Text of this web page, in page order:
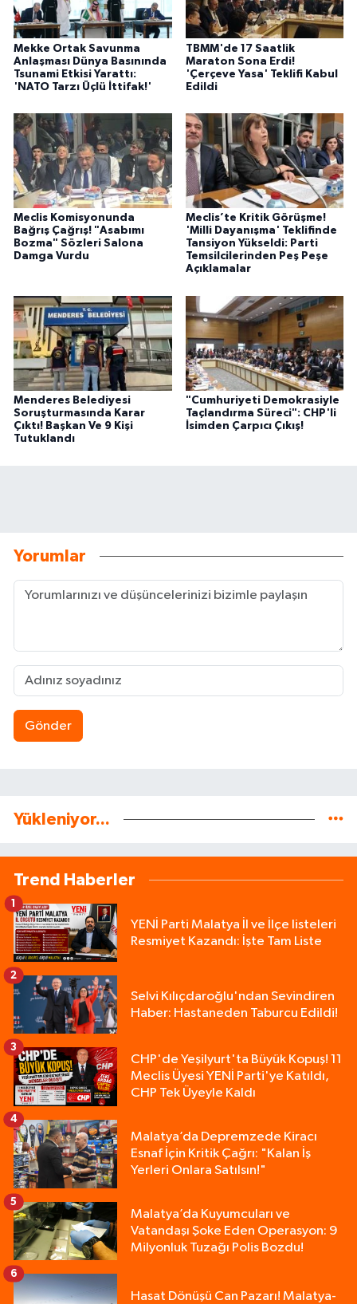
Mekke Ortak Savunma
Anlaşması Dünya Basınında
Tsunami Etkisi Yarattı:
'NATO Tarzı Üçlü İttifak!'
TBMM'de 17 Saatlik
Maraton Sona Erdi!
'Çerçeve Yasa' Teklifi Kabul
Edildi
Meclis Komisyonunda
Bağrış Çağrış! "Asabımı
Bozma" Sözleri Salona
Damga Vurdu
Meclis’te Kritik Görüşme!
'Milli Dayanışma' Teklifinde
Tansiyon Yükseldi: Parti
Temsilcilerinden Peş Peşe
Açıklamalar
Menderes Belediyesi
Soruşturmasında Karar
Çıktı! Başkan Ve 9 Kişi
Tutuklandı
"Cumhuriyeti Demokrasiyle
Taçlandırma Süreci": CHP'li
İsimden Çarpıcı Çıkış!
Yorumlar
Gönder
Yükleniyor...
Trend Haberler
YENİ Parti Malatya İl ve İlçe listeleri
Resmiyet Kazandı: İşte Tam Liste
1
Selvi Kılıçdaroğlu'ndan Sevindiren
Haber: Hastaneden Taburcu Edildi!
2
CHP'de Yeşilyurt'ta Büyük Kopuş! 11
Meclis Üyesi YENİ Parti'ye Katıldı,
CHP Tek Üyeyle Kaldı
3
Malatya’da Depremzede Kiracı
Esnaf İçin Kritik Çağrı: "Kalan İş
Yerleri Onlara Satılsın!"
4
Malatya’da Kuyumcuları ve
Vatandaşı Şoke Eden Operasyon: 9
Milyonluk Tuzağı Polis Bozdu!
5
Hasat Dönüşü Can Pazarı! Malatya-
6